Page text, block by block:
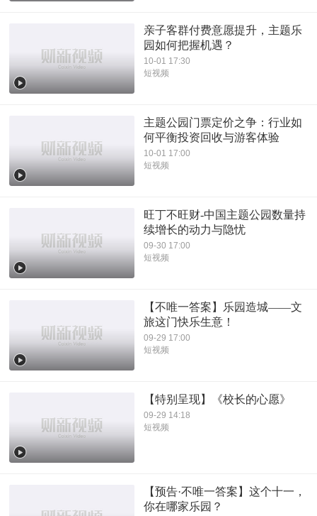
亲子客群付费意愿提升，主题乐
园如何把握机遇？
10-01 17:30
短视频
主题公园门票定价之争：行业如
何平衡投资回收与游客体验
10-01 17:00
短视频
旺丁不旺财-中国主题公园数量持
续增长的动力与隐忧
09-30 17:00
短视频
【不唯一答案】乐园造城——文
旅这门快乐生意！
09-29 17:00
短视频
【特别呈现】《校长的心愿》
09-29 14:18
短视频
【预告·不唯一答案】这个十一，
你在哪家乐园？